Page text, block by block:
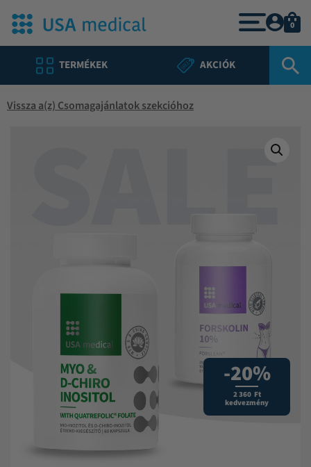
TERMÉKEK AKCIÓK
0
Vissza a(z) Csomagajánlatok szekcióhoz
-20%
2 360 Ft
kedvezmény